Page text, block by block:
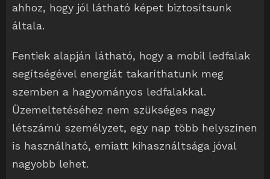
ahhoz, hogy jól látható képet biztosítsunk
általa.
Fentiek alapján látható, hogy a mobil ledfalak
segítségével energiát takaríthatunk meg
szemben a hagyományos ledfalakkal.
Üzemeltetéséhez nem szükséges nagy
létszámú személyzet, egy nap több helyszínen
is használható, emiatt kihasználtsága jóval
nagyobb lehet.